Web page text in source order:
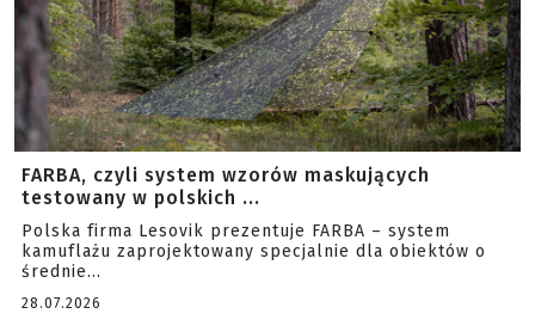
FARBA, czyli system wzorów maskujących
testowany w polskich ...
Polska firma Lesovik prezentuje FARBA – system
kamuflażu zaprojektowany specjalnie dla obiektów o
średnie...
28.07.2026